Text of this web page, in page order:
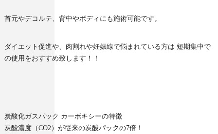
首元やデコルテ、背中やボディにも施術可能です。
ダイエット促進や、肉割れや妊娠線で悩まれている方は 短期集中で
の使用をおすすめ致します！！
炭酸化ガスパック カーボキシーの特徴
炭酸濃度（CO2）が従来の炭酸パックの7倍！